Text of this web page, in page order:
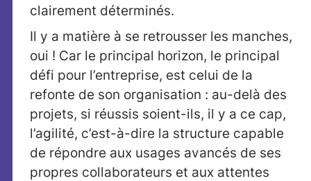
clairement déterminés.
Il y a matière à se retrousser les manches,
oui ! Car le principal horizon, le principal
défi pour l’entreprise, est celui de la
refonte de son organisation : au-delà des
projets, si réussis soient-ils, il y a ce cap,
l’agilité, c’est-à-dire la structure capable
de répondre aux usages avancés de ses
propres collaborateurs et aux attentes